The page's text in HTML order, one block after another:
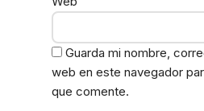
Guarda mi nombre,
web en este navegador
que comente.